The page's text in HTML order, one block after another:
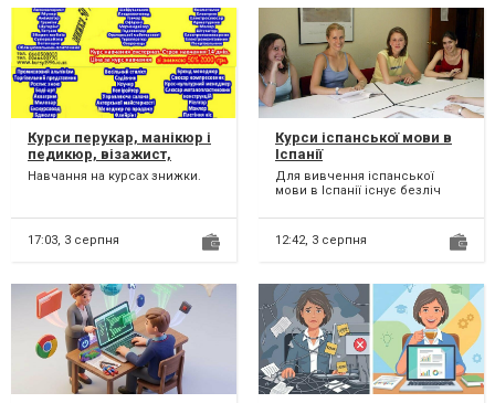
Курси перукар, манікюр і
педикюр, візажист,
імиджмейкер,
нарощування вій, тату,
бровіст, піццеолі, тесляр,
токар, кроя та шитя,
ремонтник, слюсар
інструментальник,
слюсар монтажник,
слюсар збирач
Навчання на курсах знижки.
17:03, 3 серпня
Курси іспанської мови в
Іспанії
Для вивчення іспанської
мови в Іспанії існує безліч
надає чудову можл...
12:42, 3 серпня